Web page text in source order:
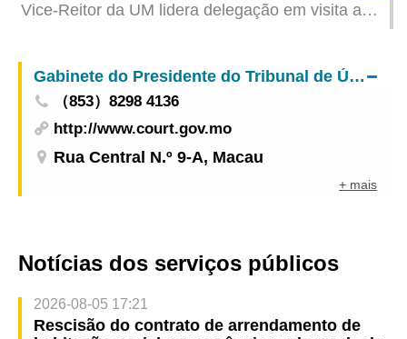
Vice-Reitor da UM lidera delegação em visita a
promover cooperação em ensino e investigação
Gabinete do Presidente do Tribunal de Última Instância
（853）8298 4136
http://www.court.gov.mo
Rua Central N.º 9-A, Macau
+ mais
Notícias dos serviços públicos
2026-08-05 17:21
Rescisão do contrato de arrendamento de